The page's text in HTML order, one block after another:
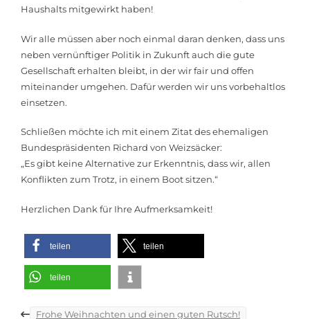
Haushalts mitgewirkt haben!
Wir alle müssen aber noch einmal daran denken, dass uns
neben vernünftiger Politik in Zukunft auch die gute
Gesellschaft erhalten bleibt, in der wir fair und offen
miteinander umgehen. Dafür werden wir uns vorbehaltlos
einsetzen.
Schließen möchte ich mit einem Zitat des ehemaligen
Bundespräsidenten Richard von Weizsäcker:
„Es gibt keine Alternative zur Erkenntnis, dass wir, allen
Konflikten zum Trotz, in einem Boot sitzen.“
Herzlichen Dank für Ihre Aufmerksamkeit!
teilen teilen
teilen
Beitragsnavigation
Frohe Weihnachten und einen guten Rutsch!